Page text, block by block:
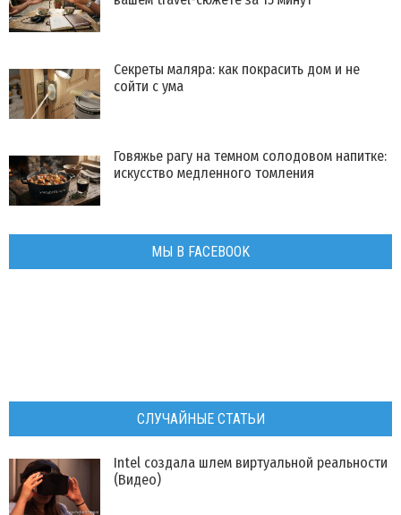
Секреты маляра: как покрасить дом и не
сойти с ума
Говяжье рагу на темном солодовом напитке:
искусство медленного томления
МЫ В FACEBOOK
СЛУЧАЙНЫЕ СТАТЬИ
Intel создала шлем виртуальной реальности
(Видео)